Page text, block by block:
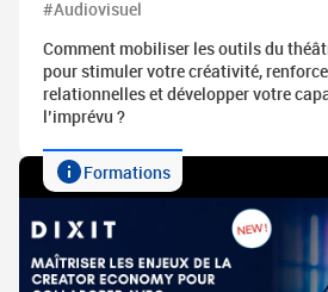
#Audiovisuel
Comment mobiliser les outils du
pour stimuler votre créativité,
relationnelles et développer votre
l’imprévu ?
Formations